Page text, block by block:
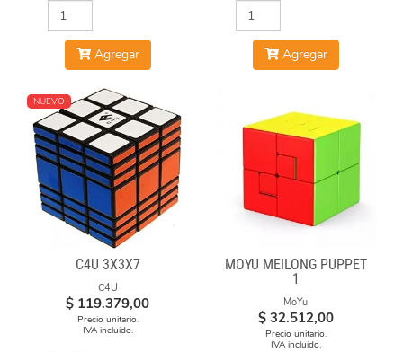
Agregar Agregar
NUEVO
C4U 3X3X7
C4U
$ 119.379,00
Precio unitario.
IVA incluido.
MOYU MEILONG PUPPET
1
MoYu
$ 32.512,00
Precio unitario.
IVA incluido.